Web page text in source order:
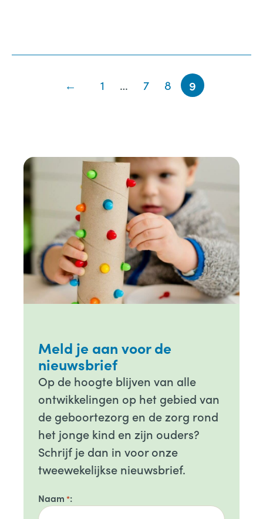
← 1 … 7 8 9
Meld je aan voor de
nieuwsbrief
Op de hoogte blijven van alle
ontwikkelingen op het gebied van
de geboortezorg en de zorg rond
het jonge kind en zijn ouders?
Schrijf je dan in voor onze
tweewekelijkse nieuwsbrief.
Naam *